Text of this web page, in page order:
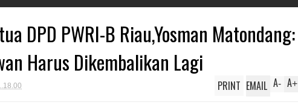
DPD PWRI-B Riau,Yosman Matondang:
Harus Dikembalikan Lagi
A+
A-
PRINT EMAIL